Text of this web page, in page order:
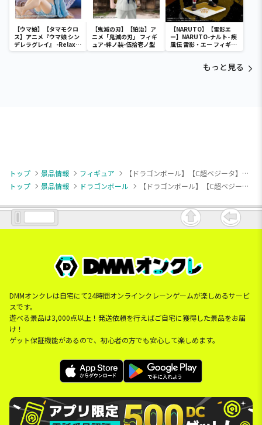
【ウマ娘】【タマモクロ
ス】アニメ『ウマ娘 シン
デレラグレイ』 -Relax
time-タマモクロス
【鬼滅の刃】【狛治】ア
ニメ「鬼滅の刃」 フィギ
ュア-絆ノ装-伍拾壱ノ型
【NARUTO】【雷影エ
ー】NARUTO-ナルト- 疾
風伝 雷影・エー フィギュ
ア～五影集結…!!～
もっと見る
トップ 景品情報 フィギュア
【ドラゴンボール】【C超ベジータ】DRAGON BALL SPIRITFLICKS 02
トップ
景品情報 ドラゴンボール 【ドラゴンボール】【C超ベジータ】DRAGON BALL SPIRITFLICKS 02
DMMオンクレは自宅にて24時間オンラインクレーンゲームが楽しめるサービ
スです。
遊べる景品は3,000点以上！発送依頼を行えばご自宅に獲得した景品をお届
け！
ゲット保証機能があるので、初心者の方でも安心して楽しめます。